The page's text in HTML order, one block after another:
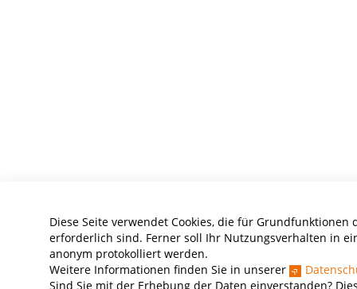
Diese Seite verwendet Cookies, die für Grundfunktionen
erforderlich sind. Ferner soll Ihr Nutzungsverhalten in
anonym protokolliert werden.
Weitere Informationen finden Sie in unserer
Sind Sie mit der Erhebung der Daten einverstanden?